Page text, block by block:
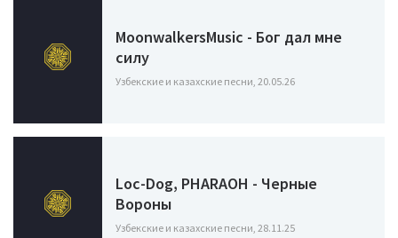
MoonwalkersMusic - Бог дал мне
силу
Узбекские и казахские песни, 20.05.26
Loc-Dog, PHARAOH - Черные
Вороны
Узбекские и казахские песни, 28.11.25